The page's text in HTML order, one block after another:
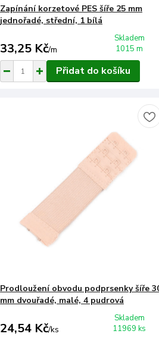
Zapínání korzetové PES šíře 25 mm
jednořadé, střední, 1 bílá
33,25 Kč/m
Skladem
1015 m
Přidat do košíku
Prodloužení obvodu podprsenky šíře
mm dvouřadé, malé, 4 pudrová
24,54 Kč/ks
Skladem
11969 ks